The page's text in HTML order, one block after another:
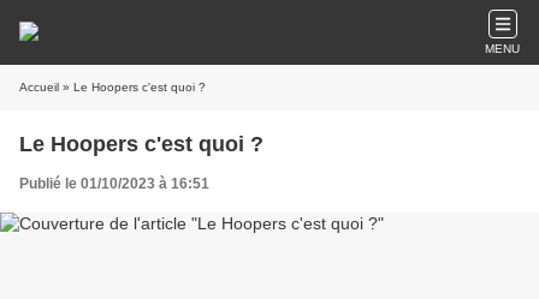
MENU
Accueil » Le Hoopers c'est quoi ?
Le Hoopers c'est quoi ?
Publié le 01/10/2023 à 16:51